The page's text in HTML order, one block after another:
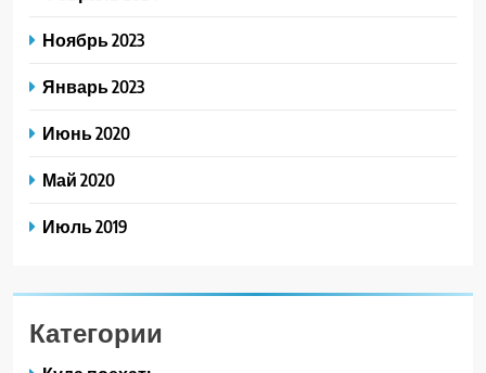
Ноябрь 2023
Январь 2023
Июнь 2020
Май 2020
Июль 2019
Категории